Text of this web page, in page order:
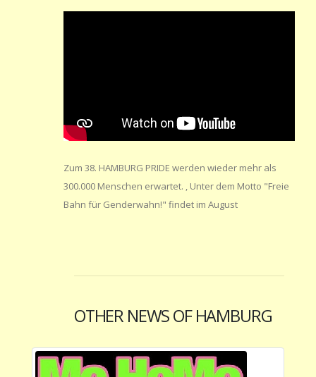
Zum 38. HAMBURG PRIDE werden wieder mehr als
300.000 Menschen erwartet. , Unter dem Motto "Freie
Bahn für Genderwahn!" findet im August
OTHER NEWS OF HAMBURG